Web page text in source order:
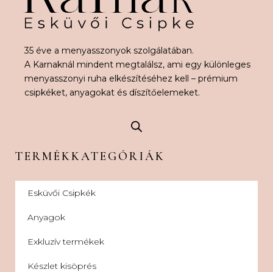
35 éve a menyasszonyok szolgálatában.
A Karnaknál mindent megtalálsz, ami egy különleges
menyasszonyi ruha elkészítéséhez kell – prémium
csipkéket, anyagokat és díszítőelemeket.
TERMÉKKATEGÓRIÁK
Esküvői Csipkék
Anyagok
Exkluzív termékek
Készlet kisöprés